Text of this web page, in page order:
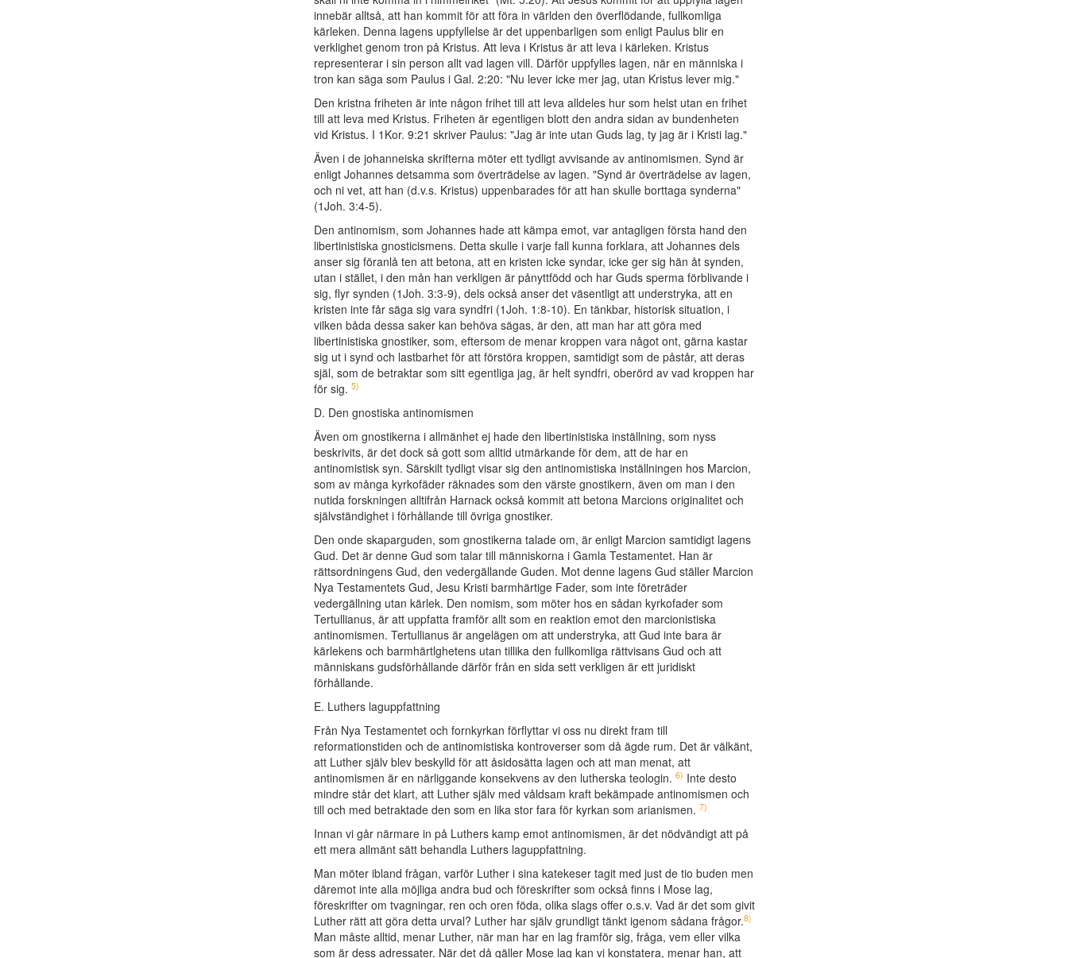
innebär alltså, att han kommit för att föra in världen den överflödande, fullkomliga
kärleken. Denna lagens uppfyllelse är det uppenbarligen som enligt Paulus blir en
verklighet genom tron på Kristus. Att leva i Kristus är att leva i kärleken. Kristus
representerar i sin person allt vad lagen vill. Därför uppfylles lagen, när en människa i
tron kan säga som Paulus i Gal. 2:20: "Nu lever icke mer jag, utan Kristus lever mig."
Den kristna friheten är inte någon frihet till att leva alldeles hur som helst utan en frihet
till att leva med Kristus. Friheten är egentligen blott den andra sidan av bundenheten
vid Kristus. I 1Kor. 9:21 skriver Paulus: "Jag är inte utan Guds lag, ty jag är i Kristi lag."
Även i de johanneiska skrifterna möter ett tydligt avvisande av antinomismen. Synd är
enligt Johannes detsamma som överträdelse av lagen. "Synd är överträdelse av lagen,
och ni vet, att han (d.v.s. Kristus) uppenbarades för att han skulle borttaga synderna"
(1Joh. 3:4-5).
Den antinomism, som Johannes hade att kämpa emot, var antagligen första hand den
libertinistiska gnosticismens. Detta skulle i varje fall kunna forklara, att Johannes dels
anser sig föranlå ten att betona, att en kristen icke syndar, icke ger sig hän åt synden,
utan i stället, i den mån han verkligen är pånyttfödd och har Guds sperma förblivande i
sig, flyr synden (1Joh. 3:3-9), dels också anser det väsentligt att understryka, att en
kristen inte får säga sig vara syndfri (1Joh. 1:8-10). En tänkbar, historisk situation, i
vilken båda dessa saker kan behöva sägas, är den, att man har att göra med
libertinistiska gnostiker, som, eftersom de menar kroppen vara något ont, gärna kastar
sig ut i synd och lastbarhet för att förstöra kroppen, samtidigt som de påstår, att deras
själ, som de betraktar som sitt egentliga jag, är helt syndfri, oberörd av vad kroppen har
för sig. 5)
D. Den gnostiska antinomismen
Även om gnostikerna i allmänhet ej hade den libertinistiska inställning, som nyss
beskrivits, är det dock så gott som alltid utmärkande för dem, att de har en
antinomistisk syn. Särskilt tydligt visar sig den antinomistiska inställningen hos Marcion,
som av många kyrkofäder räknades som den värste gnostikern, även om man i den
nutida forskningen alltifrån Harnack också kommit att betona Marcions originalitet och
självständighet i förhållande till övriga gnostiker.
Den onde skaparguden, som gnostikerna talade om, är enligt Marcion samtidigt lagens
Gud. Det är denne Gud som talar till människorna i Gamla Testamentet. Han är
rättsordningens Gud, den vedergällande Guden. Mot denne lagens Gud ställer Marcion
Nya Testamentets Gud, Jesu Kristi barmhärtige Fader, som inte företräder
vedergällning utan kärlek. Den nomism, som möter hos en sådan kyrkofader som
Tertullianus, är att uppfatta framför allt som en reaktion emot den marcionistiska
antinomismen. Tertullianus är angelägen om att understryka, att Gud inte bara är
kärlekens och barmhärtlghetens utan tillika den fullkomliga rättvisans Gud och att
människans gudsförhållande därför från en sida sett verkligen är ett juridiskt
förhållande.
E. Luthers laguppfattning
Från Nya Testamentet och fornkyrkan förflyttar vi oss nu direkt fram till
reformationstiden och de antinomistiska kontroverser som då ägde rum. Det är välkänt,
att Luther själv blev beskylld för att åsidosätta lagen och att man menat, att
antinomismen är en närliggande konsekvens av den lutherska teologin. 6) Inte desto
mindre står det klart, att Luther själv med våldsam kraft bekämpade antinomismen och
till och med betraktade den som en lika stor fara för kyrkan som arianismen. 7)
Innan vi går närmare in på Luthers kamp emot antinomismen, är det nödvändigt att på
ett mera allmänt sätt behandla Luthers laguppfattning.
Man möter ibland frågan, varför Luther i sina katekeser tagit med just de tio buden men
däremot inte alla möjliga andra bud och föreskrifter som också finns i Mose lag,
föreskrifter om tvagningar, ren och oren föda, olika slags offer o.s.v. Vad är det som givit
Luther rätt att göra detta urval? Luther har själv grundligt tänkt igenom sådana frågor.8)
Man måste alltid, menar Luther, när man har en lag framför sig, fråga, vem eller vilka
som är dess adressater. När det då gäller Mose lag kan vi konstatera, menar han, att